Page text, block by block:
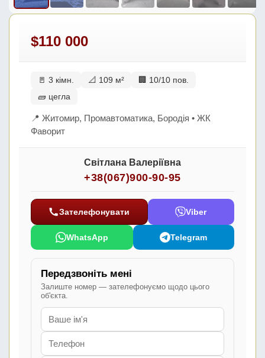
$110 000
🚪 3 кімн. 📐 109 м²
🏢 10/10 пов.
🧱 цегла
📍 Житомир, Промавтоматика, Бородія • ЖК
Фаворит
Світлана Валеріївна
+38(067)900-90-95
Зателефонувати Viber
WhatsApp Telegram
Передзвоніть мені
Залиште номер — зателефонуємо щодо цього
об'єкта.